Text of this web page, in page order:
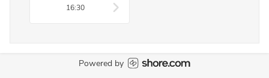
16:30
Powered by